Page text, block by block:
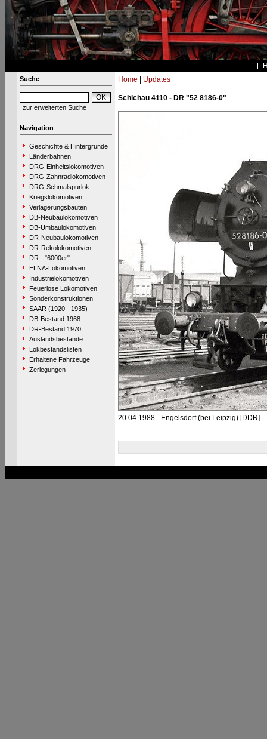
Suche
zur erweiterten Suche
Navigation
Geschichte & Hintergründe
Länderbahnen
DRG-Einheitslokomotiven
DRG-Zahnradlokomotiven
DRG-Schmalspurlok.
Kriegslokomotiven
Verlagerungsbauten
DB-Neubaulokomotiven
DB-Umbaulokomotiven
DR-Neubaulokomotiven
DR-Rekolokomotiven
DR - "6000er"
ELNA-Lokomotiven
Industrielokomotiven
Feuerlose Lokomotiven
Sonderkonstruktionen
SAAR (1920 - 1935)
DB-Bestand 1968
DR-Bestand 1970
Auslandsbestände
Lokbestandslisten
Erhaltene Fahrzeuge
Zerlegungen
Home Updates
Schichau 4110 - DR "52 8186-0"
20.04.1988 - Engelsdorf (bei Leipzig) [DDR]